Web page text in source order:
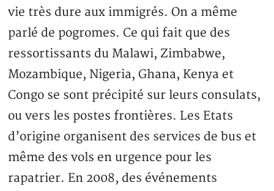
vie très dure aux immigrés. On a même
parlé de pogromes. Ce qui fait que des
ressortissants du Malawi, Zimbabwe,
Mozambique, Nigeria, Ghana, Kenya et
Congo se sont précipité sur leurs consulats,
ou vers les postes frontières. Les Etats
d’origine organisent des services de bus et
même des vols en urgence pour les
rapatrier. En 2008, des événements